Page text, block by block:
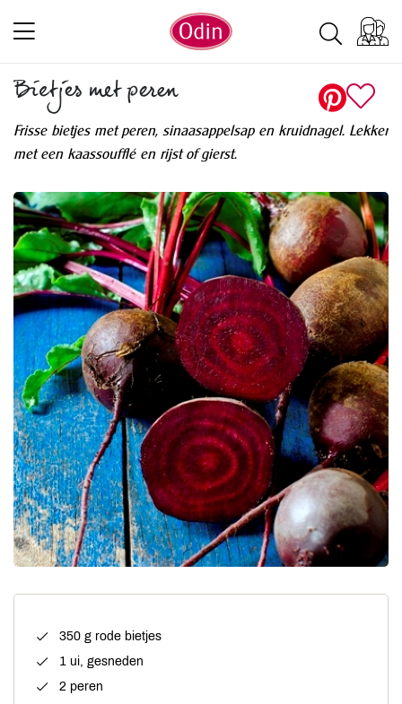
Bietjes met peren
Frisse bietjes met peren, sinaasappelsap en kruidnagel. Lekker
met een kaassoufflé en rijst of gierst.
350 g rode bietjes
1 ui, gesneden
2 peren